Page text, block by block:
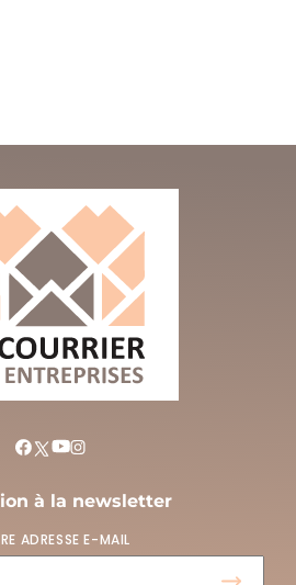
à la newsletter
ADRESSE E-MAIL